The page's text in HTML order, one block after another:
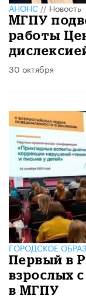
АНОНС//Новость
МГПУ
работы
30 октября
ГОРОДСКОЕ
Первый в
взрослых
в МГПУ